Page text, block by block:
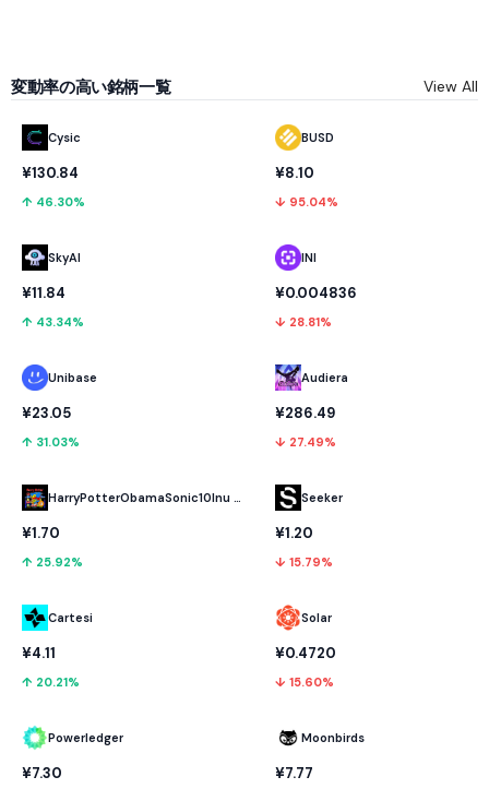
変動率の高い銘柄一覧 View All
Cysic
¥130.84
↑ 46.30%
SkyAI
¥11.84
↑ 43.34%
Unibase
¥23.05
↑ 31.03%
HarryPotterObamaSonic10Inu (ETH)
¥1.70
↑ 25.92%
Cartesi
¥4.11
↑ 20.21%
Powerledger
¥7.30
BUSD
¥8.10
↓ 95.04%
INI
¥0.004836
↓ 28.81%
Audiera
¥286.49
↓ 27.49%
Seeker
¥1.20
↓ 15.79%
Solar
¥0.4720
↓ 15.60%
Moonbirds
¥7.77